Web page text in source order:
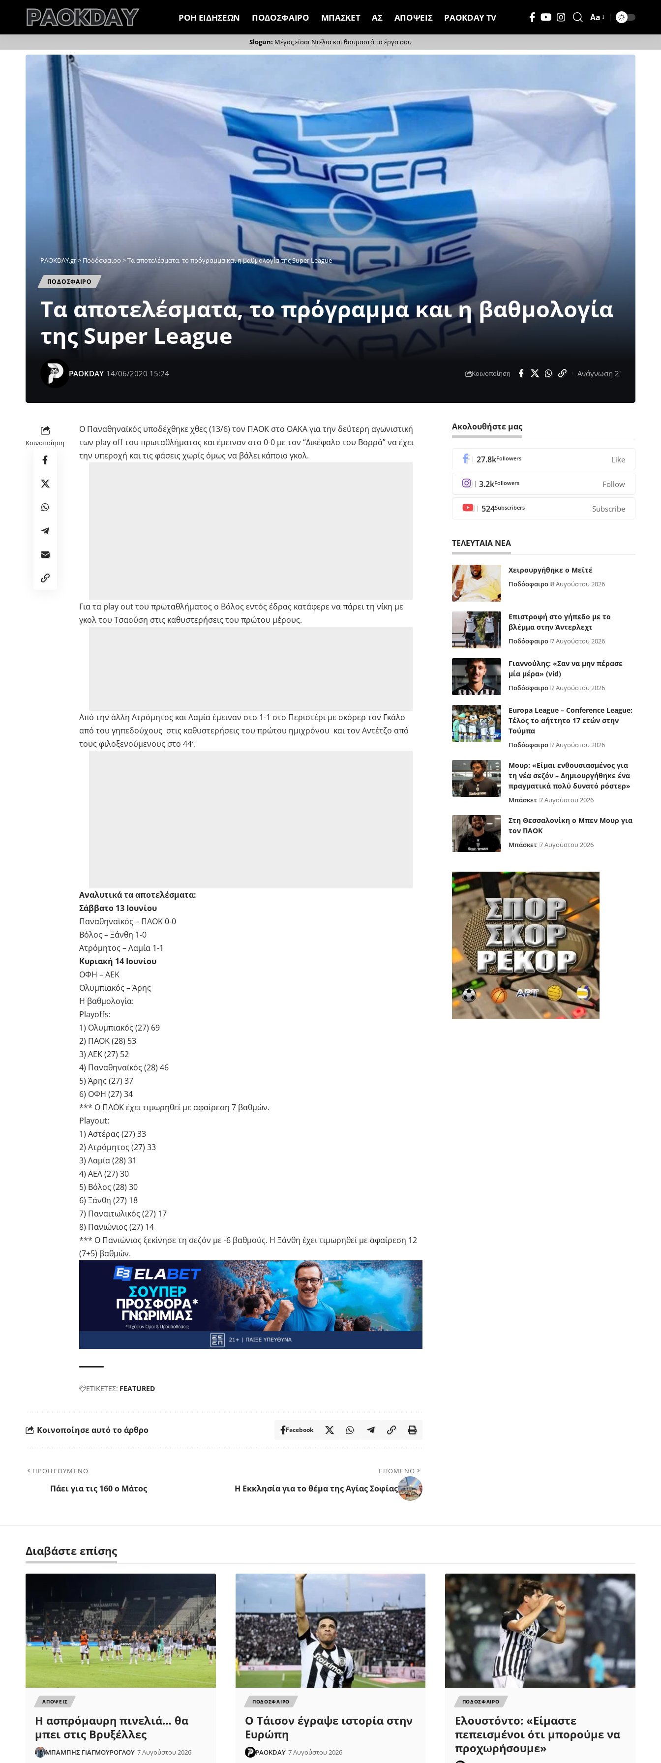
ΡΟΗ ΕΙΔΗΣΕΩΝ ΠΟΔΟΣΦΑΙΡΟ ΜΠΑΣΚΕΤ ΑΣ ΑΠΟΨΕΙΣ PAOKDAY TV
Μέγεθος
Γραμματοσειράς
Aa
Μέγας είσαι Ντέλια και θαυμαστά τα έργα σου
PAOKDAY.gr> Ποδόσφαιρο >Τα αποτελέσματα, το πρόγραμμα και η βαθμολογία της Super League
ΠΟΔΟΣΦΑΙΡΟ
Τα αποτελέσματα, το πρόγραμμα και η βαθμολογία
της Super League
PAOKDAY 14/06/2020 15:24 Κοινοποίηση Ανάγνωση 2'
Κοινοποίηση
Ο Παναθηναϊκός υποδέχθηκε χθες (13/6) τον ΠΑΟΚ στο ΟΑΚΑ για την δεύτερη αγωνιστική
των play off του πρωταθλήματος και έμειναν στο 0-0 με τον “Δικέφαλο του Βορρά” να έχει
την υπεροχή και τις φάσεις χωρίς όμως να βάλει κάποιο γκολ.
Για τα play out του πρωταθλήματος ο Βόλος εντός έδρας κατάφερε να πάρει τη νίκη με
γκολ του Τσαούση στις καθυστερήσεις του πρώτου μέρους.
Από την άλλη Ατρόμητος και Λαμία έμειναν στο 1-1 στο Περιστέρι με σκόρερ τον Γκάλο
από του γηπεδούχους στις καθυστερήσεις του πρώτου ημιχρόνου και τον Αντέτζο από
τους φιλοξενούμενους στο 44′.
Αναλυτικά τα αποτελέσματα:
Σάββατο 13 Ιουνίου
Παναθηναϊκός – ΠΑΟΚ 0-0
Βόλος – Ξάνθη 1-0
Ατρόμητος – Λαμία 1-1
Κυριακή 14 Ιουνίου
ΟΦΗ – ΑΕΚ
Ολυμπιακός – Άρης
Η βαθμολογία:
Playoffs:
1) Ολυμπιακός (27) 69
2) ΠΑΟΚ (28) 53
3) ΑΕΚ (27) 52
4) Παναθηναϊκός (28) 46
5) Άρης (27) 37
6) ΟΦΗ (27) 34
*** Ο ΠΑΟΚ έχει τιμωρηθεί με αφαίρεση 7 βαθμών.
Playout:
1) Αστέρας (27) 33
2) Ατρόμητος (27) 33
3) Λαμία (28) 31
4) ΑΕΛ (27) 30
5) Βόλος (28) 30
6) Ξάνθη (27) 18
7) Παναιτωλικός (27) 17
8) Πανιώνιος (27) 14
*** Ο Πανιώνιος ξεκίνησε τη σεζόν με -6 βαθμούς. Η Ξάνθη έχει τιμωρηθεί με αφαίρεση 12
(7+5) βαθμών.
ΕΤΙΚΕΤΕΣ: FEATURED
Κοινοποίησε αυτό το άρθρο Facebook
ΠΡΟΗΓΟΥΜΕΝΟ
Πάει για τις 160 ο Μάτος
ΕΠΟΜΕΝΟ
Η Εκκλησία για το θέμα της Αγίας Σοφίας
Ακολουθήστε μας
27.8kFollowers Like
3.2kFollowers Follow
524Subscribers Subscribe
ΤΕΛΕΥΤΑΙΑ ΝΕΑ
Χειρουργήθηκε ο Μεϊτέ
Ποδόσφαιρο 8 Αυγούστου 2026
Επιστροφή στο γήπεδο με το
βλέμμα στην Άντερλεχτ
Ποδόσφαιρο 7 Αυγούστου 2026
Γιαννούλης: «Σαν να μην πέρασε
μία μέρα» (vid)
Ποδόσφαιρο 7 Αυγούστου 2026
Europa League – Conference League:
Τέλος το αήττητο 17 ετών στην
Τούμπα
Ποδόσφαιρο 7 Αυγούστου 2026
Μουρ: «Είμαι ενθουσιασμένος για
τη νέα σεζόν – Δημιουργήθηκε ένα
πραγματικά πολύ δυνατό ρόστερ»
Μπάσκετ 7 Αυγούστου 2026
Στη Θεσσαλονίκη ο Μπεν Μουρ για
τον ΠΑΟΚ
Μπάσκετ 7 Αυγούστου 2026
Διαβάστε επίσης
ΑΠΟΨΕΙΣ
Η ασπρόμαυρη πινελιά… θα
μπει στις Βρυξέλλες
ΜΠΑΜΠΗΣ ΓΙΑΓΜΟΥΡΟΓΛΟΥ 7 Αυγούστου 2026
ΠΟΔΟΣΦΑΙΡΟ
Ο Τάισον έγραψε ιστορία στην
Ευρώπη
PAOKDAY 7 Αυγούστου 2026
ΠΟΔΟΣΦΑΙΡΟ
Ελουστόντο: «Είμαστε
πεπεισμένοι ότι μπορούμε να
προχωρήσουμε»